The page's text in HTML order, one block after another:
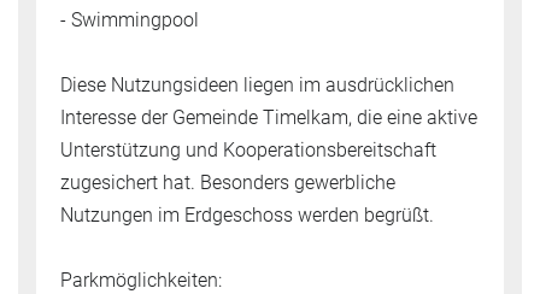
- Swimmingpool
Diese Nutzungsideen liegen im ausdrücklichen
Interesse der Gemeinde Timelkam, die eine aktive
Unterstützung und Kooperationsbereitschaft
zugesichert hat. Besonders gewerbliche
Nutzungen im Erdgeschoss werden begrüßt.
Parkmöglichkeiten: